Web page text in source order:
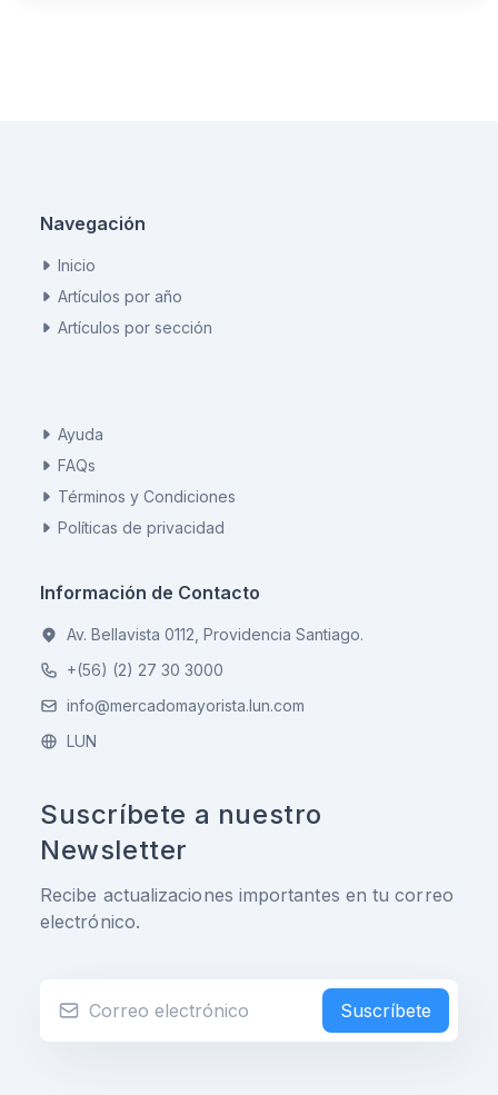
Navegación
Inicio
Artículos por año
Artículos por sección
Ayuda
FAQs
Términos y Condiciones
Políticas de privacidad
Información de Contacto
Av. Bellavista 0112, Providencia Santiago.
+(56) (2) 27 30 3000
info@mercadomayorista.lun.com
LUN
Suscríbete a nuestro
Newsletter
Recibe actualizaciones importantes en tu correo
electrónico.
Suscríbete